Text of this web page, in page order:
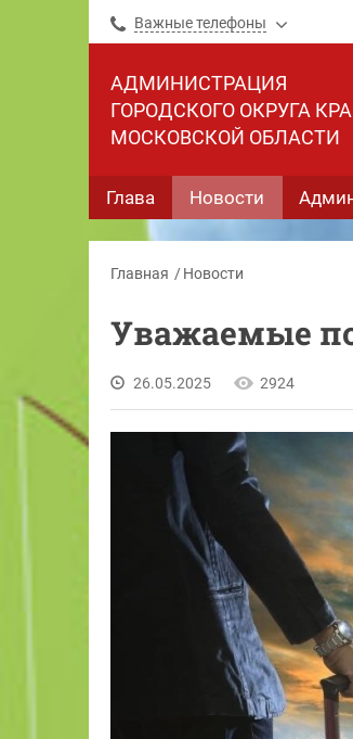
Важные телефоны
АДМИНИСТРАЦИЯ
ГОРОДСКОГО ОКРУГА
МОСКОВСКОЙ ОБЛАСТИ
Глава Новости
Главная Новости
Уважаемые
26.05.2025 2924